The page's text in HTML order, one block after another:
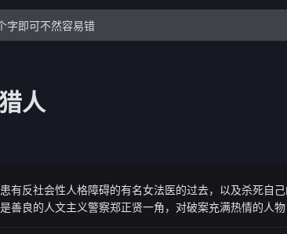
人
有反社会性人格障碍的有名女法医的过去，以及杀死自
善良的人文主义警察郑正贤一角，对破案充满热情的人